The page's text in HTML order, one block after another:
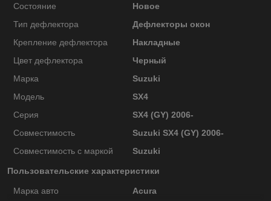
Состояние
Новое
Тип дефлектора
Дефлекторы окон
Крепление дефлектора
Накладные
Цвет дефлектора
Черный
Марка
Suzuki
Модель
SX4
Серия
SX4 (GY) 2006-
Совместимость
Suzuki SX4 (GY) 2006-
Совместимость с маркой
Suzuki
Пользовательские характеристики
Марка авто Acura